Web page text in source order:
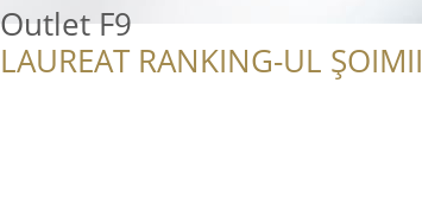
Outlet F9
LAUREAT RANKING-UL ȘOIMII